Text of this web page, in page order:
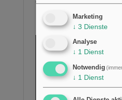
dem technischen Datenblatt
Marketing
↓ 3 Dienste
Analyse
↓ 1 Dienst
Notwendig
↓ 1 Dienst